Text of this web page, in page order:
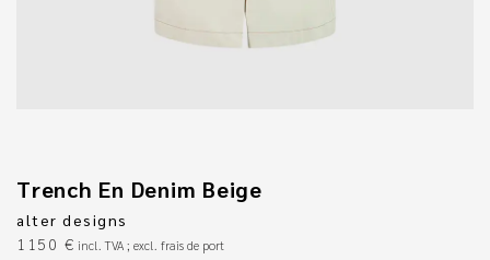
Trench En Denim Beige
alter designs
1150 € incl. TVA ; excl. frais de port